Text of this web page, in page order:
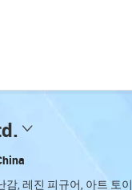
감, 레진 피규어, 아트 토이